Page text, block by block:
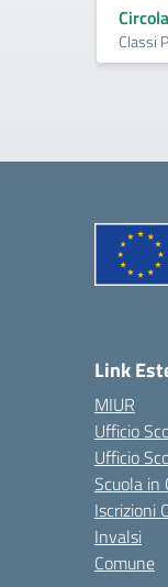
Classi
Link
MIUR
Ufficio
Ufficio
Scuola in
Iscrizioni
Invalsi
Comune